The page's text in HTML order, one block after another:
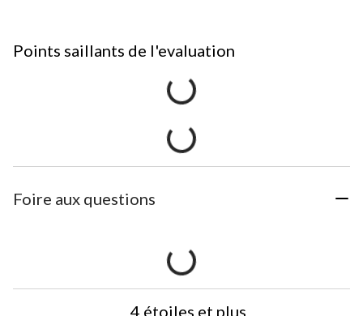
Points saillants de l'evaluation
Foire aux questions
4 étoiles et plus